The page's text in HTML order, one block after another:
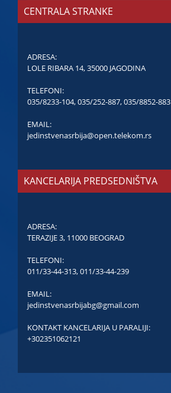
CENTRALA STRANKE
ADRESA:
LOLE RIBARA 14, 35000 JAGODINA
TELEFONI:
035/8233-104,035/252-887,035/8852-883
EMAIL:
jedinstvenasrbija@open.telekom.rs
KANCELARIJA PREDSEDNIŠTVA
ADRESA:
TERAZIJE 3, 11000 BEOGRAD
TELEFONI:
011/33-44-313,011/33-44-239
EMAIL:
jedinstvenasrbijabg@gmail.com
KONTAKT KANCELARIJA U PARALIJI:
+302351062121